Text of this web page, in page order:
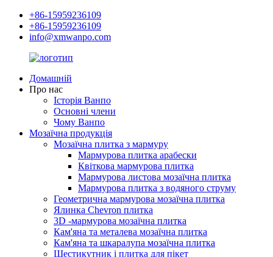
+86-15959236109
+86-15959236109
info@xmwanpo.com
Домашній
Про нас
Історія Ванпо
Основні члени
Чому Ванпо
Мозаїчна продукція
Мозаїчна плитка з мармуру
Мармурова плитка арабески
Квіткова мармурова плитка
Мармурова листова мозаїчна плитка
Мармурова плитка з водяного струму
Геометрична мармурова мозаїчна плитка
Ялинка Chevron плитка
3D -мармурова мозаїчна плитка
Кам'яна та металева мозаїчна плитка
Кам'яна та шкаралупа мозаїчна плитка
Шестикутник і плитка для пікет